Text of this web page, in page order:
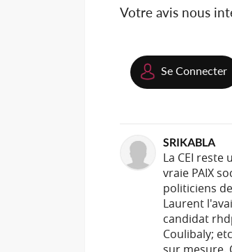
Votre avis nous
Se Connecter
SRIKABLA
La CEI
vraie PAIX
politiciens
Laurent
candidat
Coulibaly;